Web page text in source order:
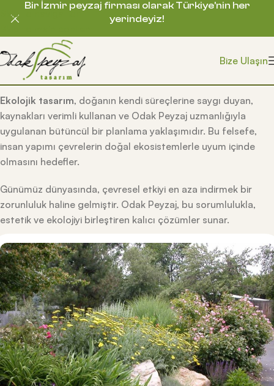
Skip to navigation
Bize Ulaşın
Ekolojik tasarım, doğanın kendi süreçlerine saygı duyan,
kaynakları verimli kullanan ve Odak Peyzaj uzmanlığıyla
uygulanan bütüncül bir planlama yaklaşımıdır. Bu felsefe,
insan yapımı çevrelerin doğal ekosistemlerle uyum içinde
olmasını hedefler.
Günümüz dünyasında, çevresel etkiyi en aza indirmek bir
zorunluluk haline gelmiştir. Odak Peyzaj, bu sorumlulukla,
estetik ve ekolojiyi birleştiren kalıcı çözümler sunar.
Bir İzmir peyzaj firması olarak Türkiye’nin her
yerindeyiz!